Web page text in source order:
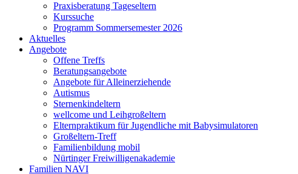
Praxisberatung Tageseltern
Kurssuche
Programm Sommersemester 2026
Aktuelles
Angebote
Offene Treffs
Beratungsangebote
Angebote für Alleinerziehende
Autismus
Sternenkindeltern
wellcome und Leihgroßeltern
Elternpraktikum für Jugendliche mit Babysimulatoren
Großeltern-Treff
Familienbildung mobil
Nürtinger Freiwilligenakademie
Familien NAVI